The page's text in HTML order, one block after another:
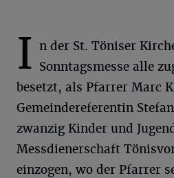
I n der St. Töniser
Sonntagsmesse alle
besetzt, als Pfarrer Marc
Gemeindereferentin
zwanzig Kinder und
Messdienerschaft
einzogen, wo der Pfarrer